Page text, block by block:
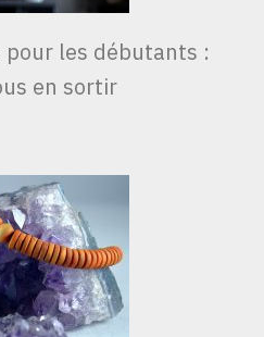
pour les débutants :
en sortir